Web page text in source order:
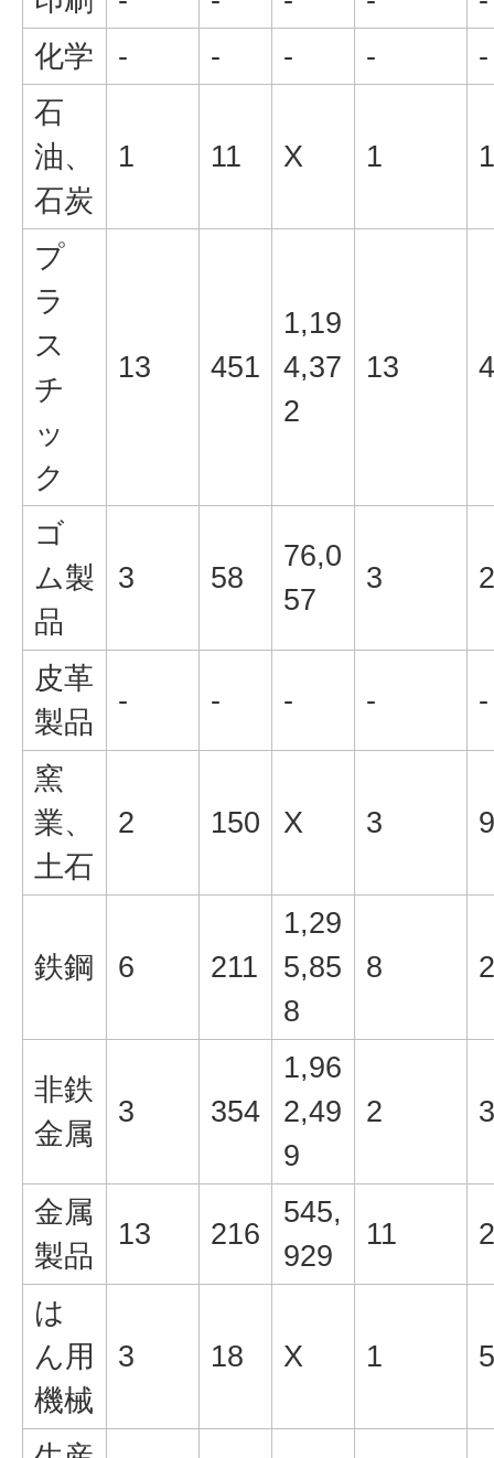
化学
- - - -
-
石
油、
石炭
1 11 X 1
プ
ラ
ス
チ
ッ
ク
13 451
1,19
4,37
2
13
ゴ
ム製
品
3 58
76,0
57
3
皮革
製品
- - - - -
窯
業、
土石
2 150 X 3
鉄鋼 6 211
1,29
5,85
8
8
非鉄
金属
3 354
1,96
2,49
9
2
金属
製品
13 216
545,
929
11
は
ん用
機械
3 18 X 1 5